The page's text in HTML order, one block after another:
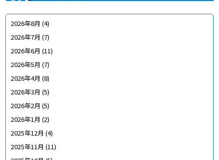
2026年8月 (4)
2026年7月 (7)
2026年6月 (11)
2026年5月 (7)
2026年4月 (8)
2026年3月 (5)
2026年2月 (5)
2026年1月 (2)
2025年12月 (4)
2025年11月 (11)